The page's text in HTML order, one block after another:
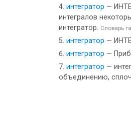
интегратор —
интегралов
интегратор. Словарь
интегратор —
интегратор —
интегратор —
объединению,